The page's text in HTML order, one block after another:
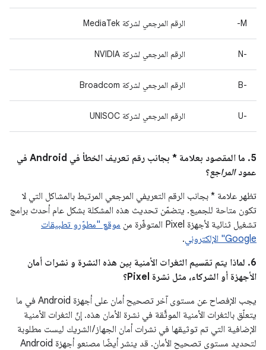
M- الرقم المرجعي لشركة MediaTek
‫N-‎ الرقم المرجعي لشركة NVIDIA
B-‎ الرقم المرجعي لشركة Broadcom
U-‎ الرقم المرجعي لشركة UNISOC
5. ما المقصود بعلامة * بجانب رقم تعريف الخطأ في Android في
عمودالمراجع؟
تظهر علامة * بجانب الرقم التعريفي المرجعي المرتبط بالمشاكل التي لا
تكون متاحة للجميع. يتضمّن تحديث هذه المشكلة بشكل عام أحدث برامج
تشغيل ثنائية لأجهزة Pixel المتوفّرة من
موقع "مطوّرو تطبيقات
Google" الإلكتروني
.
6. لماذا يتم تقسيم الثغرات الأمنية بين هذه النشرة و نشرات أمان
الأجهزة أو الشركاء، مثل نشرة Pixel؟
يجب الإفصاح عن مستوى آخر تصحيح أمان على أجهزة Android في ما
يتعلّق بالثغرات الأمنية الموثَّقة في نشرة الأمان هذه. إنّ الثغرات الأمنية
الإضافية التي تم توثيقها في نشرات أمان الجهاز / الشريك ليست مطلوبة
لتحديد مستوى تصحيح الأمان. قد ينشر أيضًا مصنعو أجهزة Android